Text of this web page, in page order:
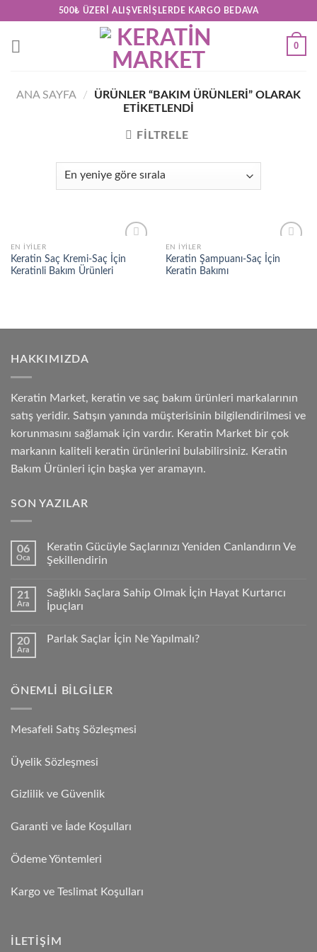
content
500₺ ÜZERI ALIŞVERIŞLERDE KARGO BEDAVA
0
ANA SAYFA /
ÜRÜNLER “BAKIM ÜRÜNLERI” OLARAK
ETIKETLENDI
FILTRELE
Add to
wishlist
EN İYILER
Keratin Saç Kremi-Saç İçin
Keratinli Bakım Ürünleri
Add to
wishlist
EN İYILER
Keratin Şampuanı-Saç İçin
Keratin Bakımı
HAKKIMIZDA
Keratin Market, keratin ve saç bakım ürünleri markalarının
satış yeridir. Satışın yanında müşterisinin bilgilendirilmesi ve
korunmasını sağlamak için vardır. Keratin Market bir çok
markanın kaliteli keratin ürünlerini bulabilirsiniz. Keratin
Bakım Ürünleri için başka yer aramayın.
SON YAZILAR
06
Oca
Keratin Gücüyle Saçlarınızı Yeniden Canlandırın Ve
Şekillendirin
21
Ara
Sağlıklı Saçlara Sahip Olmak İçin Hayat Kurtarıcı
İpuçları
20
Ara
Parlak Saçlar İçin Ne Yapılmalı?
ÖNEMLI BILGILER
Mesafeli Satış Sözleşmesi
Üyelik Sözleşmesi
Gizlilik ve Güvenlik
Garanti ve İade Koşulları
Ödeme Yöntemleri
Kargo ve Teslimat Koşulları
İLETIŞIM